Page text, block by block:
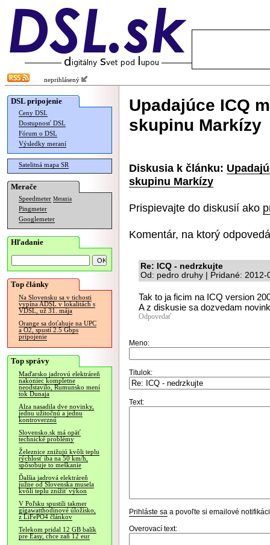
neprihlásený
DSL pripojenie
Ceny DSL
Dostupnosť DSL
Fórum o DSL
Výsledky meraní
Satelitná mapa SR
Merače
Speedmeter Merania
Pingmeter
Googlemeter
Hľadanie
Top články
Na Slovensku sa v tichosti
vypína ADSL v lokalitách s
VDSL, už 31. mája
Orange sa doťahuje na UPC
a O2, spustí 2.5 Gbps
pripojenie
Top správy
Maďarsko jadrovú elektráreň
nakoniec kompletne
neodstavilo, Rumunsko mení
tok Dunaja
Alza nasadila dve novinky,
jednu užitočnú a jednu
kontroverznú
Slovensko.sk má opäť
technické problémy
Železnice znižujú kvôli teplu
rýchlosť iba na 50 km/h,
spôsobuje to meškanie
Ďalšia jadrová elektráreň
južne od Slovenska musela
kvôli teplu znížiť výkon
V Poľsku spustili takmer
gigawatthodinové úložisko,
z LiFePO4 článkov
Telekom pridal 12 GB balík
pre Easy, chce zaň 12 eur
Upadajúce ICQ
skupinu Markízy
Diskusia k článku:
skupinu Markízy
Prispievajte do diskusií ako
Komentár, na ktorý
Re: ICQ - nedrzkujte
Od: pedro druhy | Pridané: 2012-
Tak to ja ficim na ICQ version
A z diskusie sa dozvedam
Odpovedať
Meno:
Titulok:
Text:
Prihláste sa a povoľte si emailové
Overovací text: